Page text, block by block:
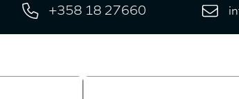
+358 18 27660